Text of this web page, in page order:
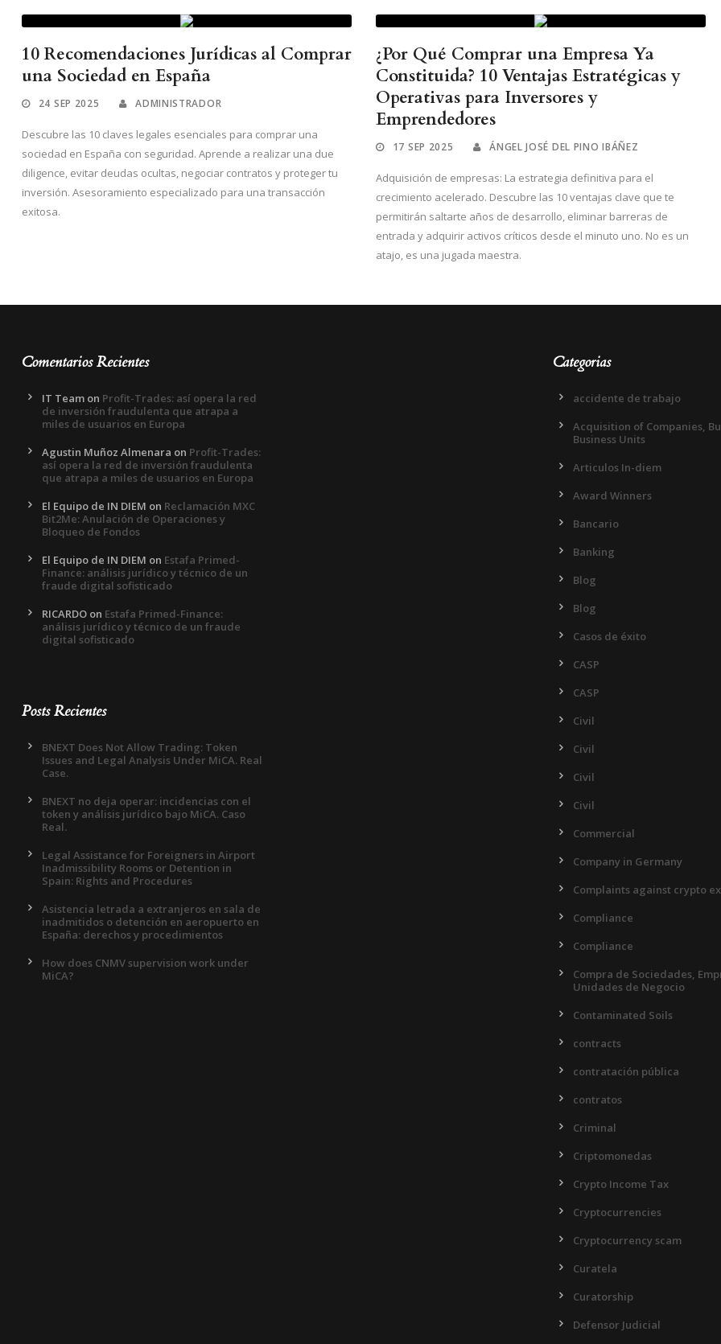
10 Recomendaciones Jurídicas al Comprar
una Sociedad en España
24 SEP 2025 ADMINISTRADOR
Descubre las 10 claves legales esenciales para comprar una
sociedad en España con seguridad. Aprende a realizar una due
diligence, evitar deudas ocultas, negociar contratos y proteger tu
inversión. Asesoramiento especializado para una transacción
exitosa.
¿Por Qué Comprar una Empresa Ya
Constituida? 10 Ventajas Estratégicas y
Operativas para Inversores y
Emprendedores
17 SEP 2025 ÁNGEL JOSÉ DEL PINO IBÁÑEZ
Adquisición de empresas: La estrategia definitiva para el
crecimiento acelerado. Descubre las 10 ventajas clave que te
permitirán saltarte años de desarrollo, eliminar barreras de
entrada y adquirir activos críticos desde el minuto uno. No es un
atajo, es una jugada maestra.
Comentarios Recientes
IT Team on Profit-Trades: así opera la red
de inversión fraudulenta que atrapa a
miles de usuarios en Europa
Agustin Muñoz Almenara on Profit-Trades:
así opera la red de inversión fraudulenta
que atrapa a miles de usuarios en Europa
El Equipo de IN DIEM on Reclamación MXC
Bit2Me: Anulación de Operaciones y
Bloqueo de Fondos
El Equipo de IN DIEM on Estafa Primed-
Finance: análisis jurídico y técnico de un
fraude digital sofisticado
RICARDO on Estafa Primed-Finance:
análisis jurídico y técnico de un fraude
digital sofisticado
Posts Recientes
BNEXT Does Not Allow Trading: Token
Issues and Legal Analysis Under MiCA. Real
Case.
BNEXT no deja operar: incidencias con el
token y análisis jurídico bajo MiCA. Caso
Real.
Legal Assistance for Foreigners in Airport
Inadmissibility Rooms or Detention in
Spain: Rights and Procedures
Asistencia letrada a extranjeros en sala de
inadmitidos o detención en aeropuerto en
España: derechos y procedimientos
How does CNMV supervision work under
MiCA?
Categorias
accidente de trabajo
Acquisition of Companies,
Business Units
Articulos In-diem
Award Winners
Bancario
Banking
Blog
Blog
Casos de éxito
CASP
CASP
Civil
Civil
Civil
Civil
Commercial
Company in Germany
Complaints against crypto
Compliance
Compliance
Compra de Sociedades,
Unidades de Negocio
Contaminated Soils
contracts
contratación pública
contratos
Criminal
Criptomonedas
Crypto Income Tax
Cryptocurrencies
Cryptocurrency scam
Curatela
Curatorship
Defensor Judicial